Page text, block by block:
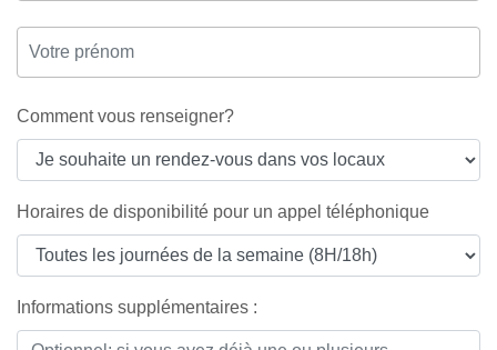
Comment vous renseigner?
Horaires de disponibilité pour un appel téléphonique
Informations supplémentaires :